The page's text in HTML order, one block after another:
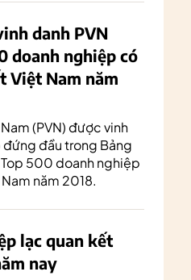
danh PVN
doanh nghiệp có
Việt Nam năm
(PVN) được vinh
đầu trong Bảng
500 doanh nghiệp
năm 2018.
lạc quan kết
nay